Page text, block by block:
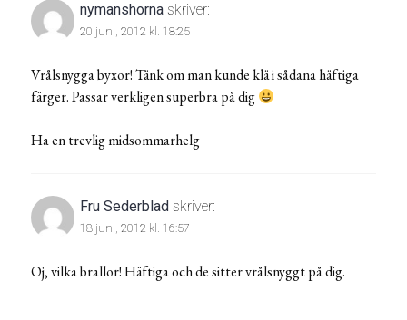
nymanshorna skriver:
20 juni, 2012 kl. 18:25
Vrålsnygga byxor! Tänk om man kunde klä i sådana häftiga
färger. Passar verkligen superbra på dig
Ha en trevlig midsommarhelg
Fru Sederblad skriver:
18 juni, 2012 kl. 16:57
Oj, vilka brallor! Häftiga och de sitter vrålsnyggt på dig.